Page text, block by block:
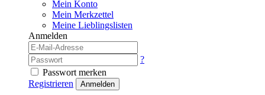
Mein Konto
Mein Merkzettel
Meine Lieblingslisten
Anmelden
?
Passwort merken
Registrieren
Anmelden